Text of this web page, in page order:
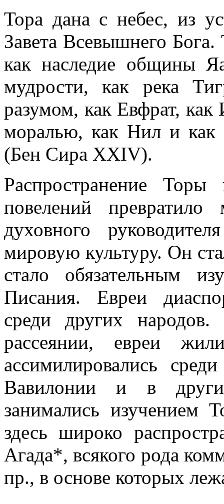
Тора дана с небес, из
Завета Всевышнего
как наследие общины
мудрости, как река
разумом, как Евфрат,
моралью, как Нил и как
(Бен Сира XXIV).
Распространение
повелений
духовного
мировую культуру. Он
стало обязательным
Писания. Евреи
среди других
рассеянии, евреи
ассимилировались
Вавилонии и в
занимались
здесь широко
Агада*, всякого рода
пр., в основе которых